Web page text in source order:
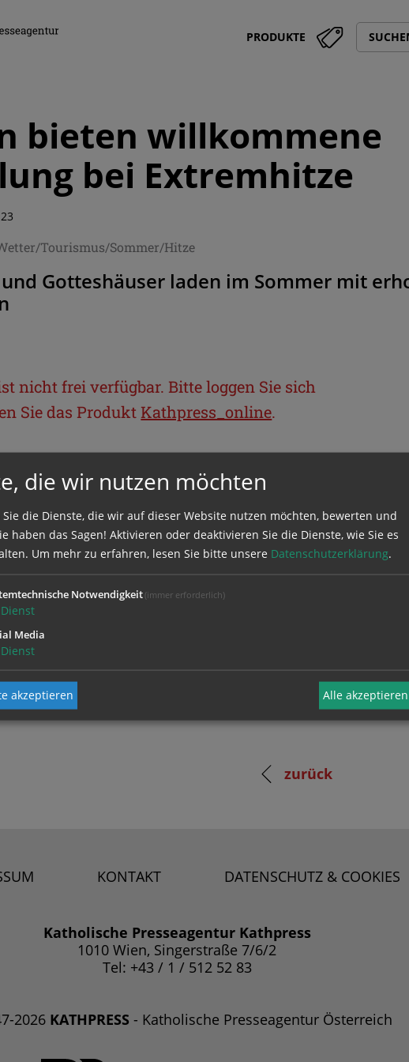
PRODUKTE
bieten willkommene
bei Extremhitze
Tourismus/Sommer/Hitze
Gotteshäuser laden im Sommer mit
nicht frei verfügbar. Bitte loggen Sie sich
Sie das Produkt Kathpress_online.
sich mit Ihrem Benutzernamen und
zurück
KONTAKT DATENSCHUTZ & COOKIES
Katholische Presseagentur Kathpress
1010 Wien, Singerstraße 7/6/2
Tel: +43 / 1 / 512 52 83
2026 KATHPRESS - Katholische Presseagentur Österreich
die wir nutzen möchten
Sie die Dienste, die wir auf dieser Website nutzen möchten, bewerten und
haben das Sagen! Aktivieren oder deaktivieren Sie die Dienste, wie Sie es
Um mehr zu erfahren, lesen Sie bitte unsere Datenschutzerklärung.
Notwendigkeit (immer erforderlich)
Dienst
Media
Dienst
akzeptieren Alle akzeptieren